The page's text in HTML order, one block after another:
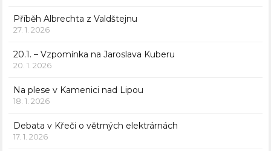
Příběh Albrechta z Valdštejnu
27. 1. 2026
20.1. – Vzpomínka na Jaroslava Kuberu
20. 1. 2026
Na plese v Kamenici nad Lipou
18. 1. 2026
Debata v Křeči o větrných elektrárnách
17. 1. 2026